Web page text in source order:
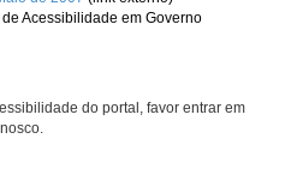
Acessibilidade em Governo
do portal, favor entrar em